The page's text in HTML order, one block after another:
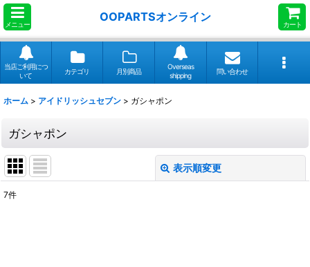
メニュー
OOPARTSオンライン
カート
当店ご利用につ
いて
カテゴリ 月別商品
Overseas
shipping
問い合わせ
ホーム > アイドリッシュセブン > ガシャポン
ガシャポン
表示順変更
7件